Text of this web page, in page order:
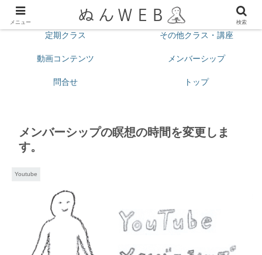
プロフィール 今月の予定
定期クラス その他クラス・講座
動画コンテンツ メンバーシップ
問合せ トップ
メンバーシップの瞑想の時間を変更しま
す。
Youtube
メニュー 検索